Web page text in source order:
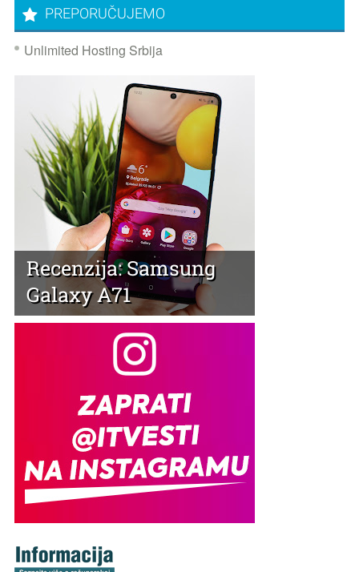
PREPORUČUJEMO
Unlimited Hosting Srbija
Recenzija: Samsung
Galaxy A71